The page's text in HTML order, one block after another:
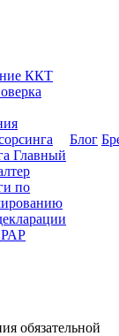
ККТ
Главный
по
Блог
обязательной